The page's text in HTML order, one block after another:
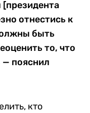
отнестись к
быть
то, что
— пояснил
кто